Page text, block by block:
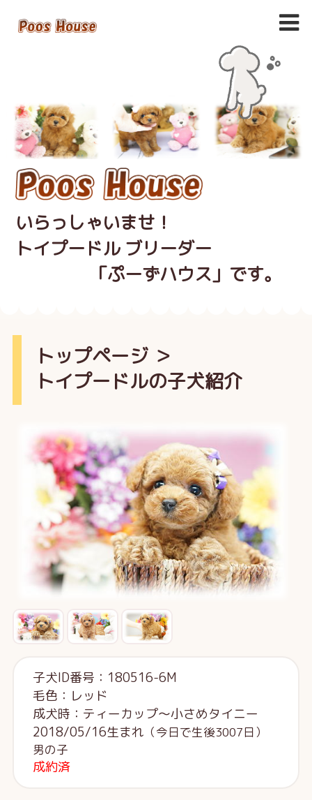
いらっしゃいませ！
トイプードル ブリーダー
「ぷーずハウス」です。
トップページ＞
トイプードルの子犬紹介
子犬ID番号：180516-6M
毛色：レッド
成犬時：ティーカップ～小さめタイニー
2018/05/16生まれ （今日で生後3007日）
男の子
成約済